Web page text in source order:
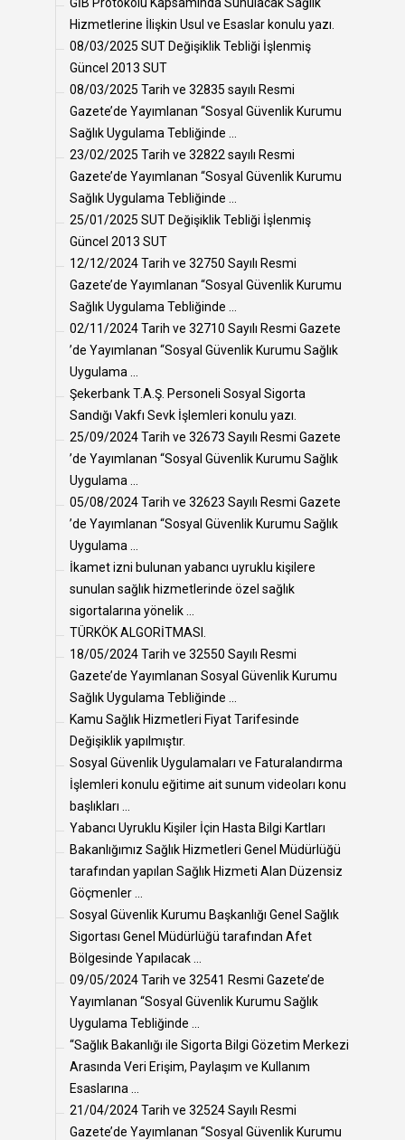
Hizmetlerine İlişkin Usul ve Esaslar konulu yazı.
08/03/2025 SUT Değişiklik Tebliği İşlenmiş
Güncel 2013 SUT
08/03/2025 Tarih ve 32835 sayılı Resmi
Gazete’de Yayımlanan “Sosyal Güvenlik Kurumu
Sağlık Uygulama Tebliğinde ...
23/02/2025 Tarih ve 32822 sayılı Resmi
Gazete’de Yayımlanan “Sosyal Güvenlik Kurumu
Sağlık Uygulama Tebliğinde ...
25/01/2025 SUT Değişiklik Tebliği İşlenmiş
Güncel 2013 SUT
12/12/2024 Tarih ve 32750 Sayılı Resmi
Gazete’de Yayımlanan “Sosyal Güvenlik Kurumu
Sağlık Uygulama Tebliğinde ...
02/11/2024 Tarih ve 32710 Sayılı Resmi Gazete
’de Yayımlanan “Sosyal Güvenlik Kurumu Sağlık
Uygulama ...
Şekerbank T.A.Ş. Personeli Sosyal Sigorta
Sandığı Vakfı Sevk İşlemleri konulu yazı.
25/09/2024 Tarih ve 32673 Sayılı Resmi Gazete
’de Yayımlanan “Sosyal Güvenlik Kurumu Sağlık
Uygulama ...
05/08/2024 Tarih ve 32623 Sayılı Resmi Gazete
’de Yayımlanan “Sosyal Güvenlik Kurumu Sağlık
Uygulama ...
İkamet izni bulunan yabancı uyruklu kişilere
sunulan sağlık hizmetlerinde özel sağlık
sigortalarına yönelik ...
TÜRKÖK ALGORİTMASI.
18/05/2024 Tarih ve 32550 Sayılı Resmi
Gazete’de Yayımlanan Sosyal Güvenlik Kurumu
Sağlık Uygulama Tebliğinde ...
Kamu Sağlık Hizmetleri Fiyat Tarifesinde
Değişiklik yapılmıştır.
Sosyal Güvenlik Uygulamaları ve Faturalandırma
İşlemleri konulu eğitime ait sunum videoları konu
başlıkları ...
Yabancı Uyruklu Kişiler İçin Hasta Bilgi Kartları
Bakanlığımız Sağlık Hizmetleri Genel Müdürlüğü
tarafından yapılan Sağlık Hizmeti Alan Düzensiz
Göçmenler ...
Sosyal Güvenlik Kurumu Başkanlığı Genel Sağlık
Sigortası Genel Müdürlüğü tarafından Afet
Bölgesinde Yapılacak ...
09/05/2024 Tarih ve 32541 Resmi Gazete’de
Yayımlanan “Sosyal Güvenlik Kurumu Sağlık
Uygulama Tebliğinde ...
“Sağlık Bakanlığı ile Sigorta Bilgi Gözetim Merkezi
Arasında Veri Erişim, Paylaşım ve Kullanım
Esaslarına ...
21/04/2024 Tarih ve 32524 Sayılı Resmi
Gazete’de Yayımlanan “Sosyal Güvenlik Kurumu